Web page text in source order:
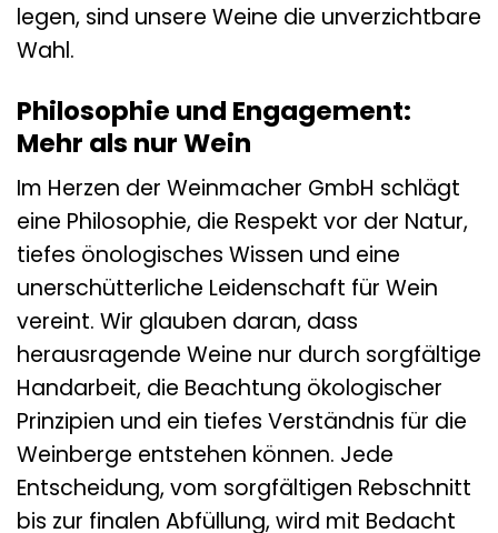
legen, sind unsere Weine die unverzichtbare
Wahl.
Philosophie und Engagement:
Mehr als nur Wein
Im Herzen der Weinmacher GmbH schlägt
eine Philosophie, die Respekt vor der Natur,
tiefes önologisches Wissen und eine
unerschütterliche Leidenschaft für Wein
vereint. Wir glauben daran, dass
herausragende Weine nur durch sorgfältige
Handarbeit, die Beachtung ökologischer
Prinzipien und ein tiefes Verständnis für die
Weinberge entstehen können. Jede
Entscheidung, vom sorgfältigen Rebschnitt
bis zur finalen Abfüllung, wird mit Bedacht